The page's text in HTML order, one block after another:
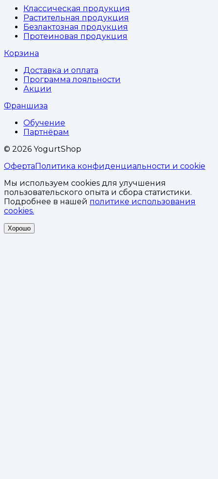
Классическая продукция
Растительная продукция
Безлактозная продукция
Протеиновая продукция
Корзина
Доставка и оплата
Программа лояльности
Акции
Франшиза
Обучение
Партнёрам
© 2026 YogurtShop
ОфертаПолитика конфиденциальности и cookie
Мы используем cookies для улучшения
пользовательского опыта и сбора статистики.
Подробнее в нашей политике использования
cookies.
Хорошо